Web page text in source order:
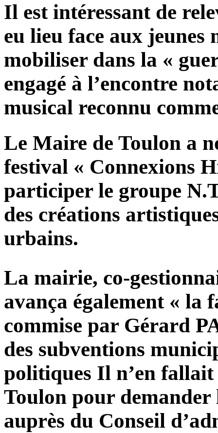
Il est intéressant de
eu lieu face aux
mobiliser dans la «
engagé à l’encontre
musical reconnu
Le Maire de Toulon a
festival « Connexions
participer le groupe
des créations
urbains.
La mairie, co-
avança également « la
commise par Gérard
des subventions
politiques Il n’en
Toulon pour
auprès du Conseil